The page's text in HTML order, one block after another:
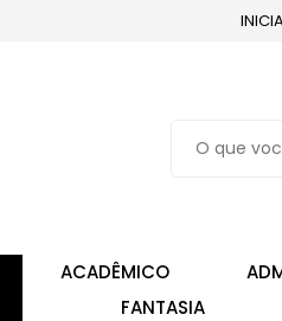
ACADÊMICO
FANTASIA